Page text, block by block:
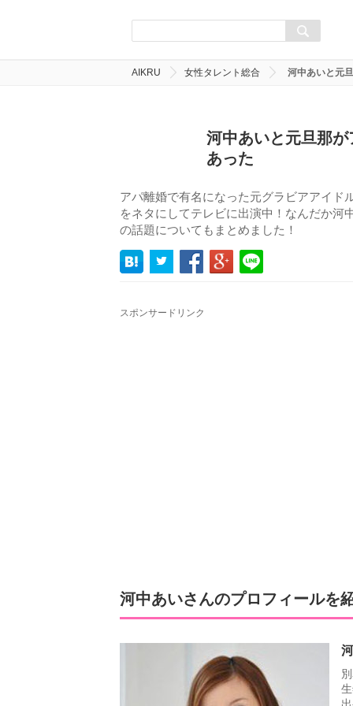
AIKRU 女性タレント総合 河中あいと元
河中あいと元旦那
あった
アパ離婚で有名になった元グラビアアイド
をネタにしてテレビに出演中！なんだか河
の話題についてもまとめました！
スポンサードリンク
河中あいさんのプロフィールを